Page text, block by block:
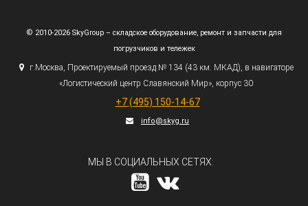
© 2010-2026 SkyGroup – складское оборудование, ремонт и запчасти для
погрузчиков и тележек
г.Москва, Проектируемый проезд № 134 (43км. МКАД), в навигаторе
«Логистический центр Славянский Мир», корпус 30
+7 (495) 150-14-67
info@skyg.ru
МЫ В СОЦИАЛЬНЫХ СЕТЯХ: